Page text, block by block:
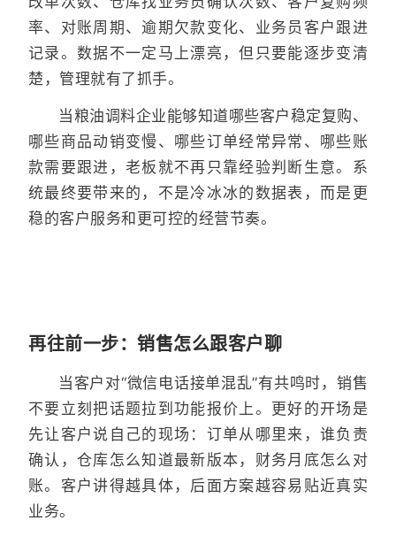
率、对账周期、逾期欠款变化、业务员客户跟进
记录。数据不一定马上漂亮，但只要能逐步变清
楚，管理就有了抓手。
当粮油调料企业能够知道哪些客户稳定复购、
哪些商品动销变慢、哪些订单经常异常、哪些账
款需要跟进，老板就不再只靠经验判断生意。系
统最终要带来的，不是冷冰冰的数据表，而是更
稳的客户服务和更可控的经营节奏。
再往前一步：销售怎么跟客户聊
当客户对“微信电话接单混乱”有共鸣时，销售
不要立刻把话题拉到功能报价上。更好的开场是
先让客户说自己的现场：订单从哪里来，谁负责
确认，仓库怎么知道最新版本，财务月底怎么对
账。客户讲得越具体，后面方案越容易贴近真实
业务。